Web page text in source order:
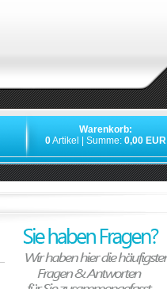
Warenkorb:
0Artikel | Summe: 0,00 EUR